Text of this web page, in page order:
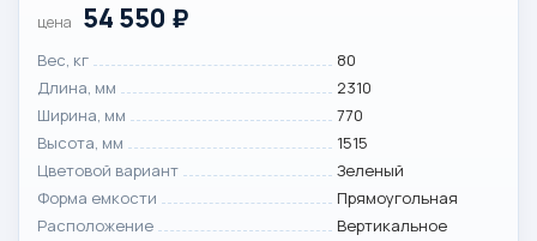
цена 54 550 ₽
Вес, кг
80
Длина, мм
2310
Ширина, мм
770
Высота, мм
1515
Цветовой вариант
Зеленый
Форма емкости
Прямоугольная
Расположение
Вертикальное